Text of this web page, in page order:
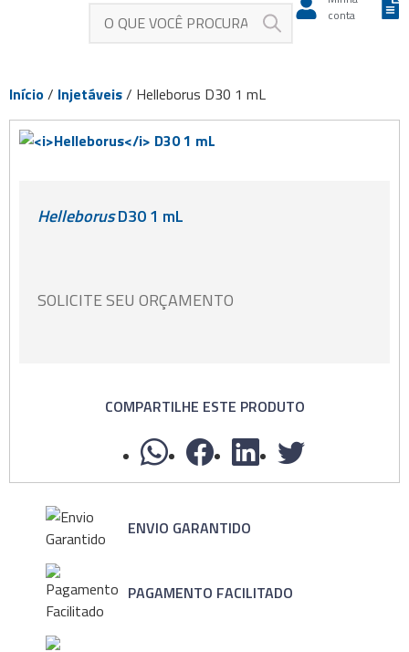
conta
Início/ Injetáveis/ Helleborus D30 1 mL
HelleborusD30 1 mL
SOLICITE SEU ORÇAMENTO
COMPARTILHE ESTE PRODUTO
ENVIO GARANTIDO
PAGAMENTO FACILITADO